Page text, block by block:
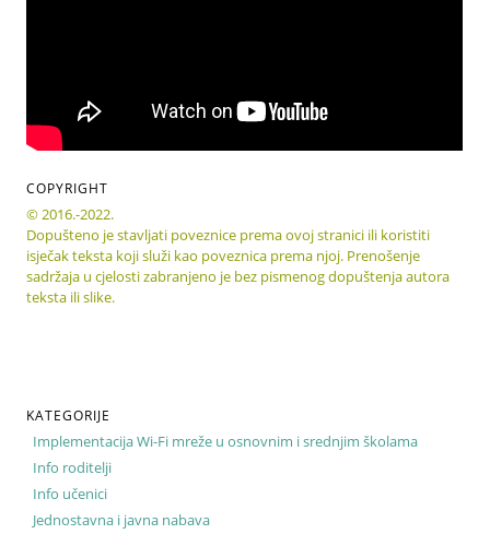
COPYRIGHT
© 2016.-2022.
Dopušteno je stavljati poveznice prema ovoj stranici ili koristiti
isječak teksta koji služi kao poveznica prema njoj. Prenošenje
sadržaja u cjelosti zabranjeno je bez pismenog dopuštenja autora
teksta ili slike.
KATEGORIJE
Implementacija Wi-Fi mreže u osnovnim i srednjim školama
Info roditelji
Info učenici
Jednostavna i javna nabava